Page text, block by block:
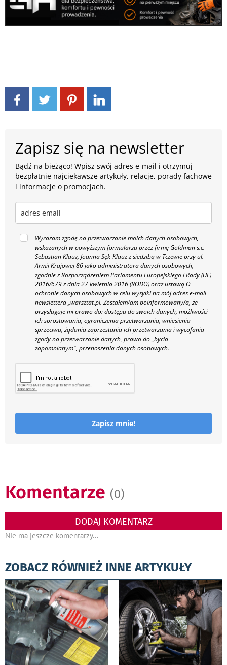
Zapisz się na newsletter
Bądź na bieżąco! Wpisz swój adres e-mail i otrzymuj
bezpłatnie najciekawsze artykuły, relacje, porady fachowe
i informacje o promocjach.
Wyrażam zgodę na przetwarzanie moich danych osobowych,
wskazanych w powyższym formularzu przez firmę Goldman s.c.
Sebastian Klauz, Joanna Sęk-Klauz z siedzibą w Tczewie przy ul.
Armii Krajowej 86 jako administratora danych osobowych,
zgodnie z Rozporządzeniem Parlamentu Europejskiego i Rady (UE)
2016/679 z dnia 27 kwietnia 2016 (RODO) oraz ustawą O
ochronie danych osobowych w celu wysyłki na mój adres e-mail
newslettera „warsztat.pl. Zostałem/am poinformowany/a, że
przysługuje mi prawo do: dostępu do swoich danych, możliwości
ich sprostowania, ograniczenia przetwarzania, wniesienia
sprzeciwu, żądania zaprzestania ich przetwarzania i wycofania
zgody na przetwarzanie danych, prawo do „bycia
zapomnianym", przenoszenia danych osobowych.
Zapisz mnie!
Komentarze (0)
DODAJ KOMENTARZ
Nie ma jeszcze komentarzy...
ZOBACZ RÓWNIEŻ INNE ARTYKUŁY